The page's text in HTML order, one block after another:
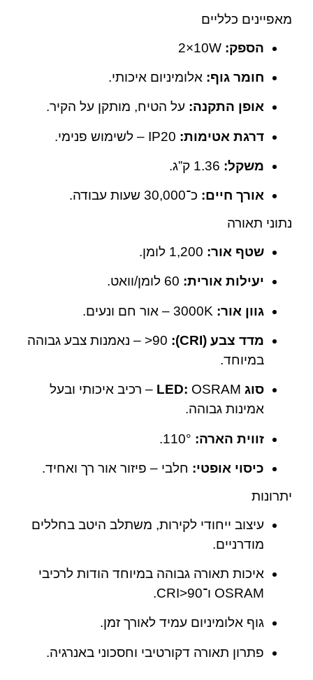
מאפיינים כלליים
הספק:
חומר גוף: אלומיניום איכותי.
אופן התקנה: על הטיח, מותקן על הקיר.
דרגת אטימות:
משקל:
אורך חיים: כ־30,000 שעות עבודה.
נתוני תאורה
שטף אור:
יעילות אורית:
גוון אור:
מדד צבע (CRI):
‎>90 – נאמנות צבע גבוהה
במיוחד.
סוג LED:
OSRAM – רכיב איכותי ובעל
אמינות גבוהה.
זווית הארה:
כיסוי אופטי: חלבי – פיזור אור רך ואחיד.
יתרונות
עיצוב ייחודי לקירות, משתלב היטב בחללים
מודרניים.
איכות תאורה גבוהה במיוחד הודות לרכיבי
OSRAM ו־CRI>90.
גוף אלומיניום עמיד לאורך זמן.
פתרון תאורה דקורטיבי וחסכוני באנרגיה.